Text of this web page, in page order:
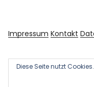
Impressum Kontakt
Diese Seite nutzt Cookies.